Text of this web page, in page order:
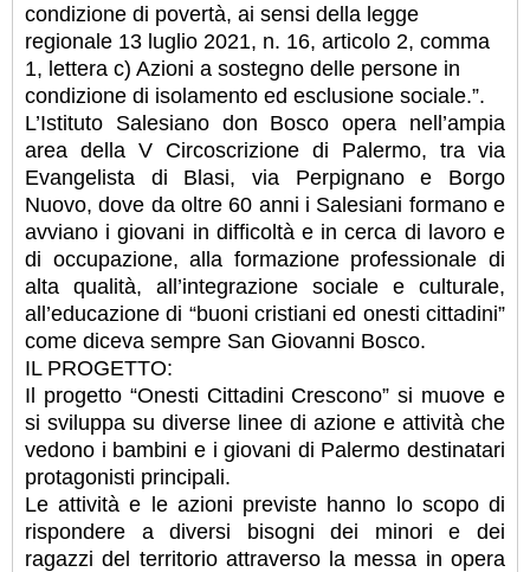
condizione di povertà, ai sensi della legge
regionale 13 luglio 2021, n. 16, articolo 2, comma
1, lettera c) Azioni a sostegno delle persone in
condizione di isolamento ed esclusione sociale.”.
L’Istituto Salesiano don Bosco opera nell’ampia
area della V Circoscrizione di Palermo, tra via
Evangelista di Blasi, via Perpignano e Borgo
Nuovo, dove da oltre 60 anni i Salesiani formano e
avviano i giovani in difficoltà e in cerca di lavoro e
di occupazione, alla formazione professionale di
alta qualità, all’integrazione sociale e culturale,
all’educazione di “buoni cristiani ed onesti cittadini”
come diceva sempre San Giovanni Bosco.
IL PROGETTO:
Il progetto “Onesti Cittadini Crescono” si muove e
si sviluppa su diverse linee di azione e attività che
vedono i bambini e i giovani di Palermo destinatari
protagonisti principali.
Le attività e le azioni previste hanno lo scopo di
rispondere a diversi bisogni dei minori e dei
ragazzi del territorio attraverso la messa in opera